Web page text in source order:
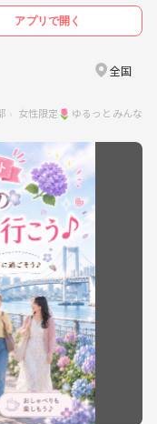
アプリで開く
全国
女性限定🌷ゆるっとみんなで